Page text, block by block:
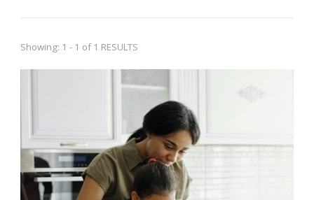
Showing: 1 - 1 of 1 RESULTS